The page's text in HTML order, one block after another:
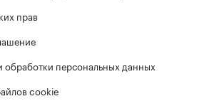
прав
персональных данных
cookie